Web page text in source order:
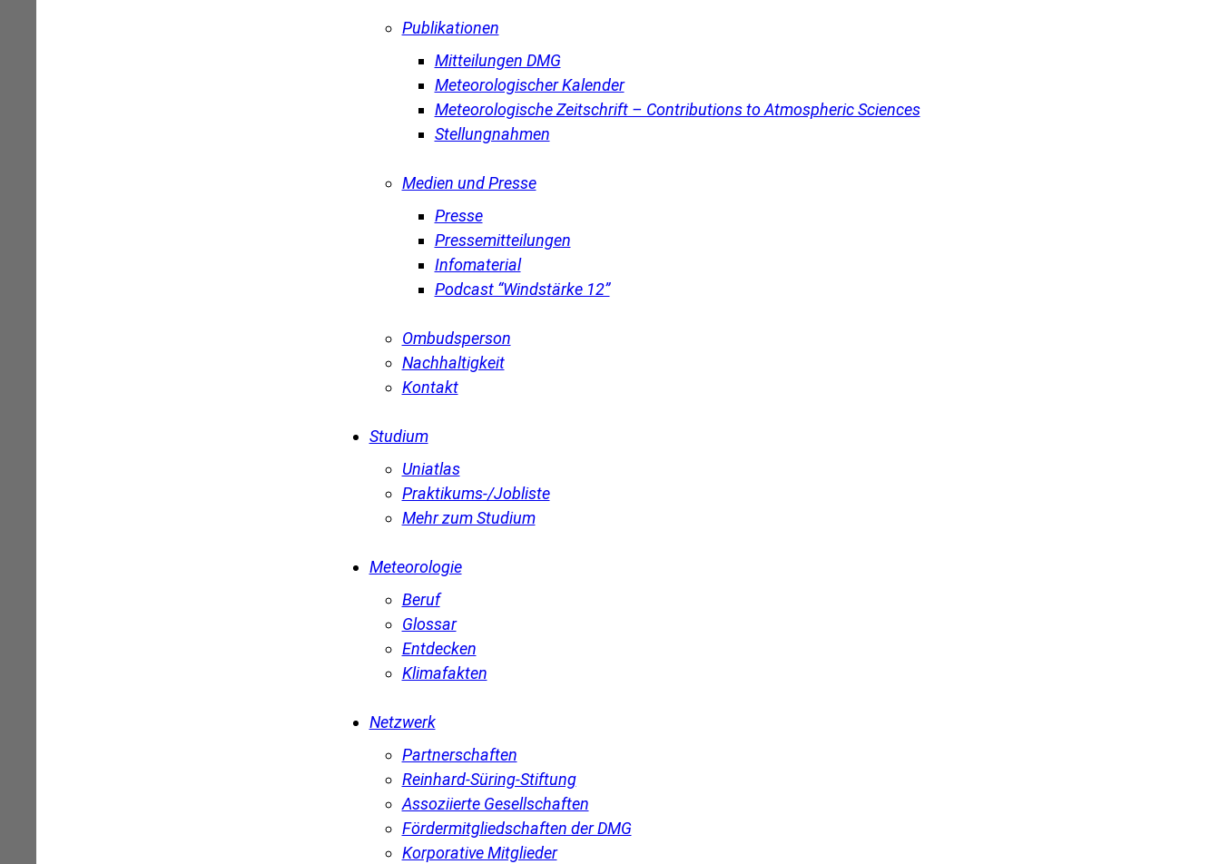
Publikationen
Mitteilungen DMG
Meteorologischer Kalender
Meteorologische Zeitschrift – Contributions to Atmospheric Sciences
Stellungnahmen
Medien und Presse
Presse
Pressemitteilungen
Infomaterial
Podcast “Windstärke 12”
Ombudsperson
Nachhaltigkeit
Kontakt
Studium
Uniatlas
Praktikums-/Jobliste
Mehr zum Studium
Meteorologie
Beruf
Glossar
Entdecken
Klimafakten
Netzwerk
Partnerschaften
Reinhard-Süring-Stiftung
Assoziierte Gesellschaften
Fördermitgliedschaften der DMG
Korporative Mitglieder